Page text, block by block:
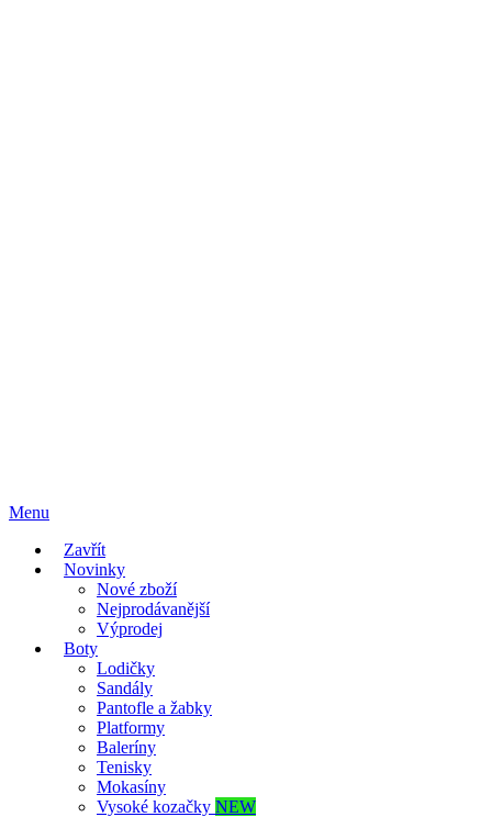
Menu
Zavřít
Novinky
Nové zboží
Nejprodávanější
Výprodej
Boty
Lodičky
Sandály
Pantofle a žabky
Platformy
Baleríny
Tenisky
Mokasíny
Vysoké kozačky NEW